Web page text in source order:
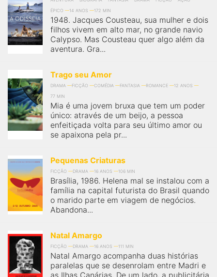
ÉPICO
14 ANOS 172 MIN
1948. Jacques Cousteau, sua mulher e dois
filhos vivem em alto mar, no grande navio
Calypso. Mas Cousteau quer algo além da
aventura. Gra...
Trago seu Amor
DRAMA FICÇÃO COMÉDIA FANTASIA ROMANCE
12 ANOS
77 MIN
Mia é uma jovem bruxa que tem um poder
único: através de um beijo, a pessoa
enfeitiçada volta para seu último amor ou
se apaixona pela pr...
Pequenas Criaturas
FICÇÃO DRAMA 16 ANOS 106 MIN
Brasília, 1986. Helena mal se instalou com a
família na capital futurista do Brasil quando
o marido parte em viagem de negócios.
Abandona...
Natal Amargo
FICÇÃO DRAMA 16 ANOS 111 MIN
Natal Amargo acompanha duas histórias
paralelas que se desenrolam entre Madri e
as Ilhas Canárias. De um lado, a publicitária